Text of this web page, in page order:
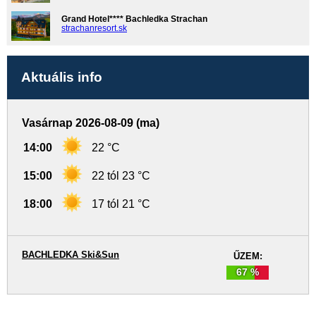
Grand Hotel**** Bachledka Strachan
strachanresort.sk
Aktuális info
Vasárnap 2026-08-09 (ma)
14:00 22 °C
15:00 22 tól 23 °C
18:00 17 tól 21 °C
ŰZEM:
67 %
BACHLEDKA Ski&Sun